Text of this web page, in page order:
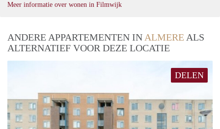
Meer informatie over wonen in Filmwijk
ANDERE APPARTEMENTEN IN ALMERE ALS
ALTERNATIEF VOOR DEZE LOCATIE
DELEN